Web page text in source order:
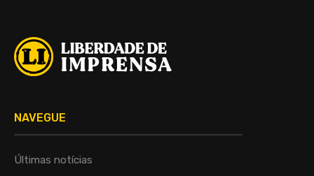
NAVEGUE
Últimas notícias